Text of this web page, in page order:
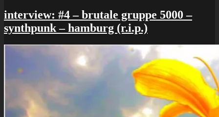
interview: #4 – brutale gruppe 5000 –
synthpunk – hamburg (r.i.p.)